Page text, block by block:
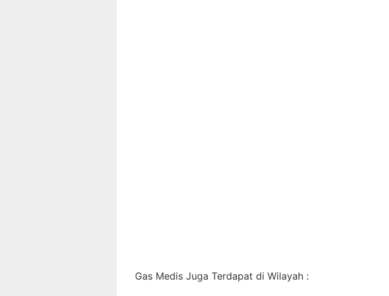
Gas Medis Juga Terdapat di Wilayah :